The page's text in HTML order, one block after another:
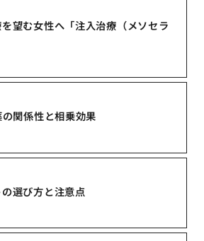
望む女性へ「注入治療（メソセラ
関係性と相乗効果
選び方と注意点